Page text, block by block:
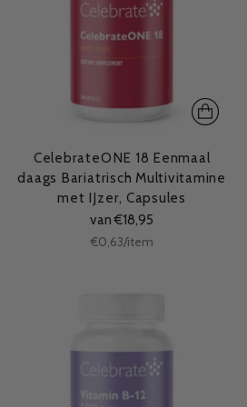
CelebrateONE 18 Eenmaal
daags Bariatrisch Multivitamine
met IJzer, Capsules
van €18,95
Stukprijs
€0,63/per
item